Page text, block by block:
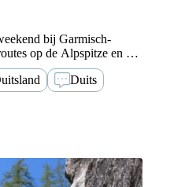
bij Garmisch-
op de Alpspitze en op
de Zugspitze.
Duits